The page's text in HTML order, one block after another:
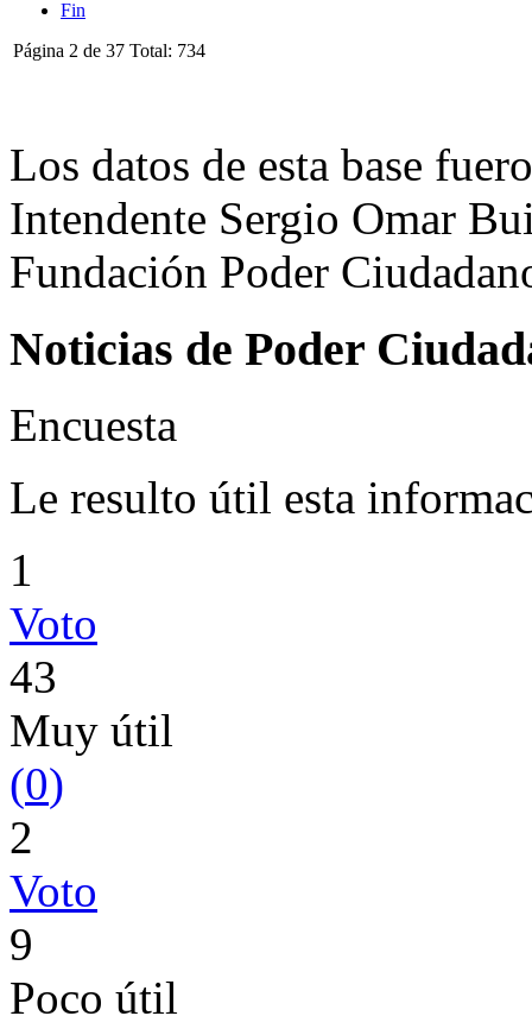
Fin
Página 2 de 37 Total: 734
Los datos de esta base
Intendente Sergio Omar
Fundación Poder
Noticias de Poder
Encuesta
Le resulto útil esta
1
Voto
43
Muy útil
(0)
2
Voto
9
Poco útil